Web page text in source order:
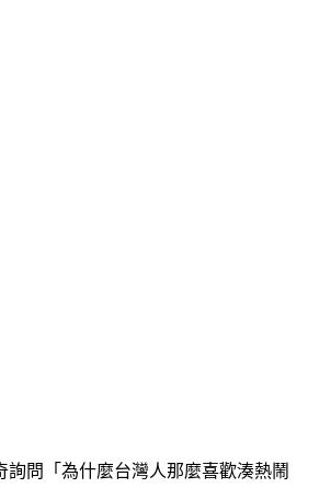
問「為什麼台灣人那麼喜歡湊熱鬧